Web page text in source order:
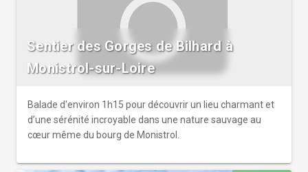
Sentier des Gorges de Bilhard à
Monistrol-sur-Loire
Balade d'environ 1h15 pour découvrir un lieu charmant et
d’une sérénité incroyable dans une nature sauvage au
cœur même du bourg de Monistrol.